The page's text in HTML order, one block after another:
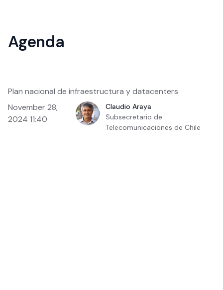
Agenda
Plan nacional de infraestructura y datacenters
November 28,
2024 11:40
Claudio Araya
Subsecretario de
Telecomunicaciones de Chile